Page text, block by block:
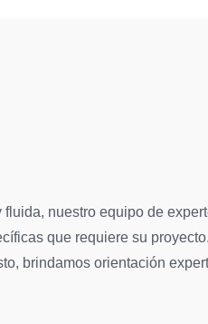
nuestro equipo de
que requiere su
brindamos orientación